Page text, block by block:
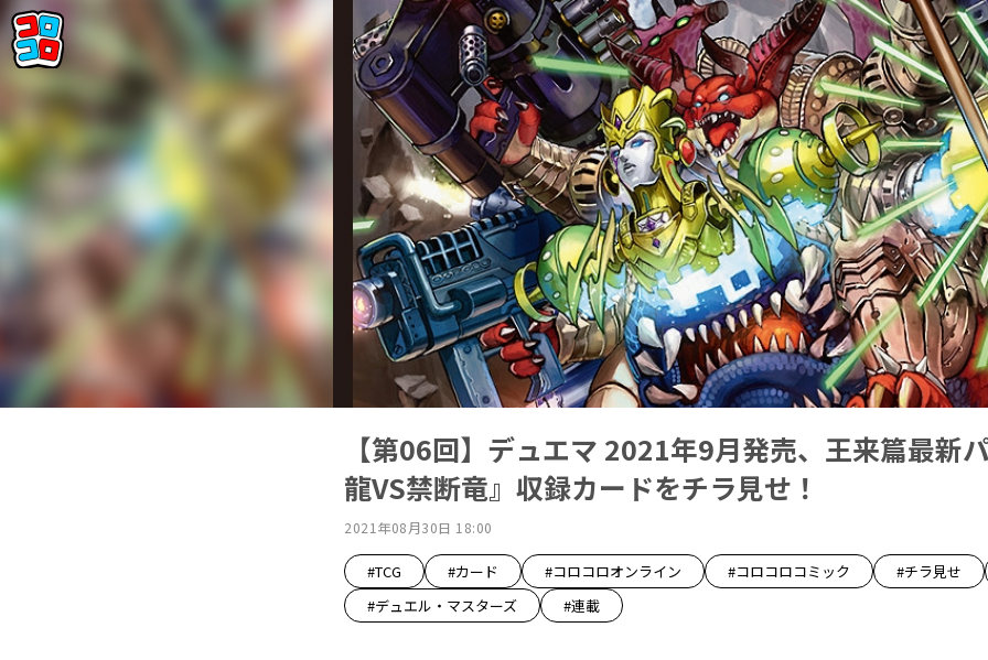
【第06回】デュエマ 2021年9月発売、王来篇最新
龍VS禁断竜』収録カードをチラ見せ！
2021年08月30日 18:00
#TCG #カード #コロコロオンライン #コロコロコミック #チラ見せ
#デュエル・マスターズ
#連載